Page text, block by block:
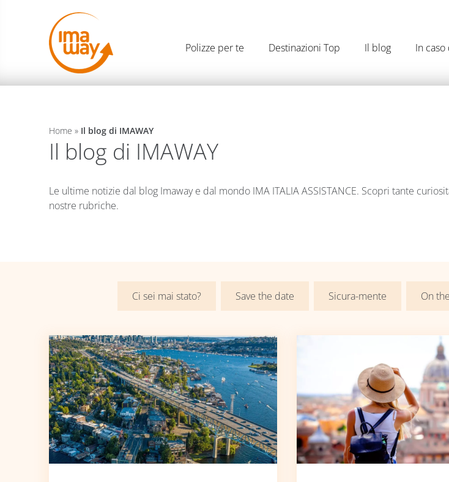
Polizze per te Destinazioni Top Il blog In
Home » Il blog di IMAWAY
Il blog di IMAWAY
Le ultime notizie dal blog Imaway e dal mondo IMA ITALIA ASSISTANCE. Scopri tante
nostre rubriche.
Ci sei mai stato? Save the date Sicura-mente On